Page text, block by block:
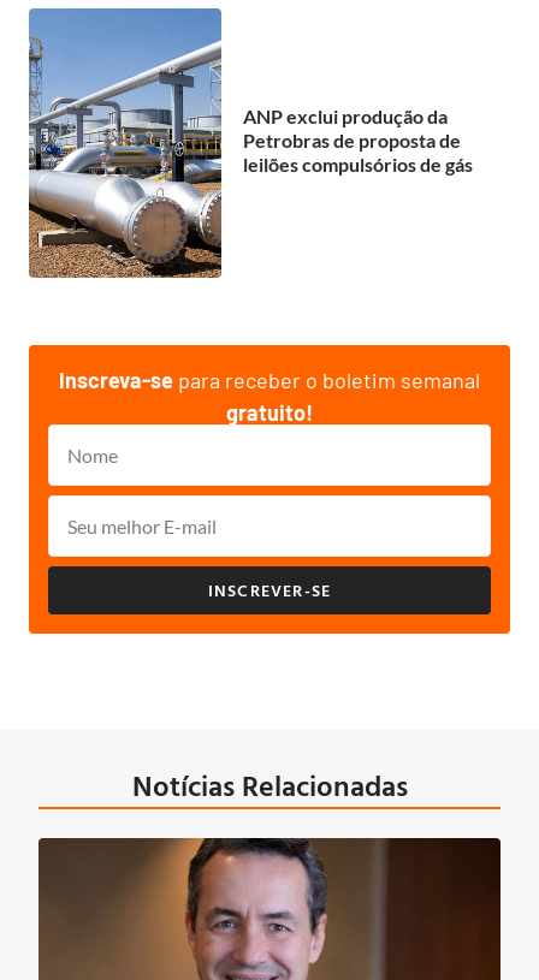
ANP exclui produção da
Petrobras de proposta de
leilões compulsórios de gás
Inscreva-se para receber o boletim semanal
gratuito!
INSCREVER-SE
Notícias Relacionadas